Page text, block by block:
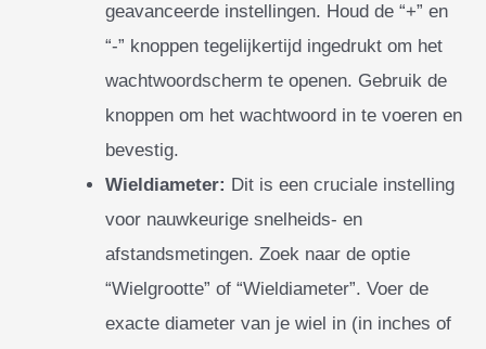
geavanceerde instellingen. Houd de “+” en
“-” knoppen tegelijkertijd ingedrukt om het
wachtwoordscherm te openen. Gebruik de
knoppen om het wachtwoord in te voeren en
bevestig.
Wieldiameter: Dit is een cruciale instelling
voor nauwkeurige snelheids- en
afstandsmetingen. Zoek naar de optie
“Wielgrootte” of “Wieldiameter”. Voer de
exacte diameter van je wiel in (in inches of